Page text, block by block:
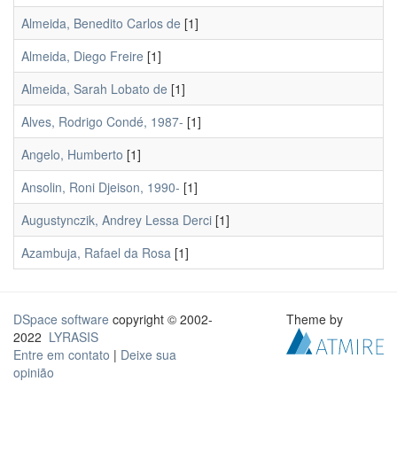
Almeida, Benedito Carlos de [1]
Almeida, Diego Freire [1]
Almeida, Sarah Lobato de [1]
Alves, Rodrigo Condé, 1987- [1]
Angelo, Humberto [1]
Ansolin, Roni Djeison, 1990- [1]
Augustynczik, Andrey Lessa Derci [1]
Azambuja, Rafael da Rosa [1]
DSpace software copyright © 2002-
2022 LYRASIS
Entre em contato | Deixe sua
opinião
Theme by